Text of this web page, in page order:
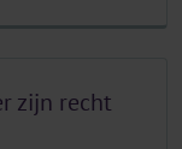
zijn recht